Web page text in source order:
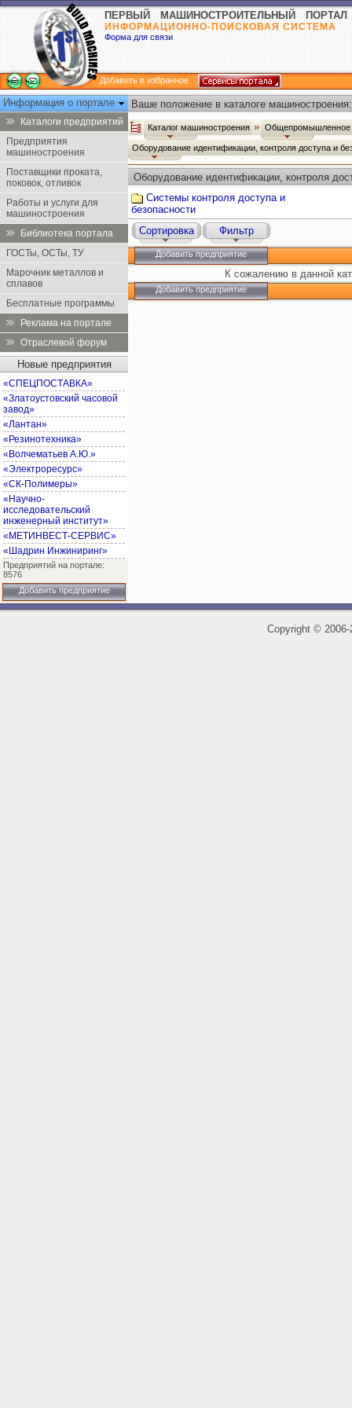
ПЕРВЫЙ МАШИНОСТРОИТЕЛЬНЫЙ ПОРТАЛ
ИНФОРМАЦИОННО-ПОИСКОВАЯ СИСТЕМА
Форма для связи
Добавить в избранное
Информация о портале
Каталоги предприятий
Предприятия
машиностроения
Поставщики проката,
поковок, отливок
Работы и услуги для
машиностроения
Библиотека портала
ГОСТы, ОСТы, ТУ
Марочник металлов и
сплавов
Бесплатные программы
Реклама на портале
Отраслевой форум
Новые предприятия
«СПЕЦПОСТАВКА»
«Златоустовский часовой
завод»
«Лантан»
«Резинотехника»
«Волчематьев А.Ю.»
«Электроресурс»
«СК-Полимеры»
«Научно-
исследовательский
инженерный институт»
«МЕТИНВЕСТ-СЕРВИС»
«Шадрин Инжиниринг»
Предприятий на портале:
8576
Добавить предприятие
Ваше положение в каталоге машиностроения:
Каталог машиностроения Общепромышленное
Оборудование идентификации, контроля доступа и
Оборудование идентификации, контроля
Системы контроля доступа и
безопасности
Сортировка
Фильтр
Добавить предприятие
К сожалению в данной
Добавить предприятие
Copyright ©